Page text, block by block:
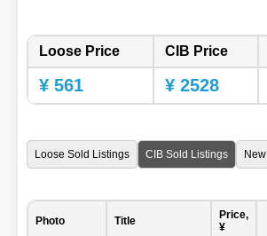
Loose Price CIB Price
¥ 561 ¥ 2528
Loose Sold Listings CIB Sold Listings
Photo Title
Price,
¥